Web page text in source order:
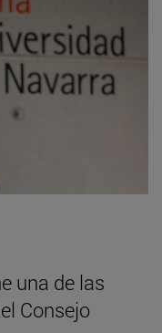
una de las
Consejo